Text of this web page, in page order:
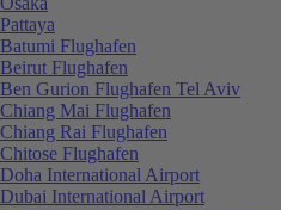
Pattaya
Batumi Flughafen
Beirut Flughafen
Ben Gurion Flughafen Tel Aviv
Chiang Mai Flughafen
Chiang Rai Flughafen
Chitose Flughafen
Doha International Airport
Dubai International Airport